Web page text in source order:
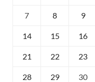
7 8 9
14 15 16
21 22 23
28 29 30